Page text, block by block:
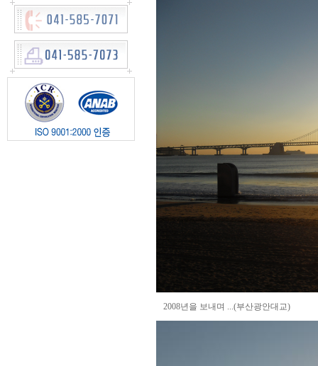
2008년을 보내며 ...(부산광안대교)